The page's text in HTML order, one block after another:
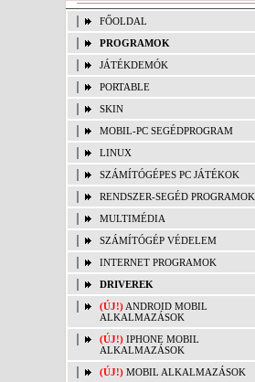
FŐOLDAL
PROGRAMOK
JÁTÉKDEMÓK
PORTABLE
SKIN
MOBIL-PC SEGÉDPROGRAM
LINUX
SZÁMÍTÓGÉPES PC JÁTÉKOK
RENDSZER-SEGÉD PROGRAMOK
MULTIMÉDIA
SZÁMÍTÓGÉP VÉDELEM
INTERNET PROGRAMOK
DRIVEREK
(ÚJ!) ANDROID MOBIL
ALKALMAZÁSOK
(ÚJ!) IPHONE MOBIL
ALKALMAZÁSOK
(ÚJ!) MOBIL ALKALMAZÁSOK